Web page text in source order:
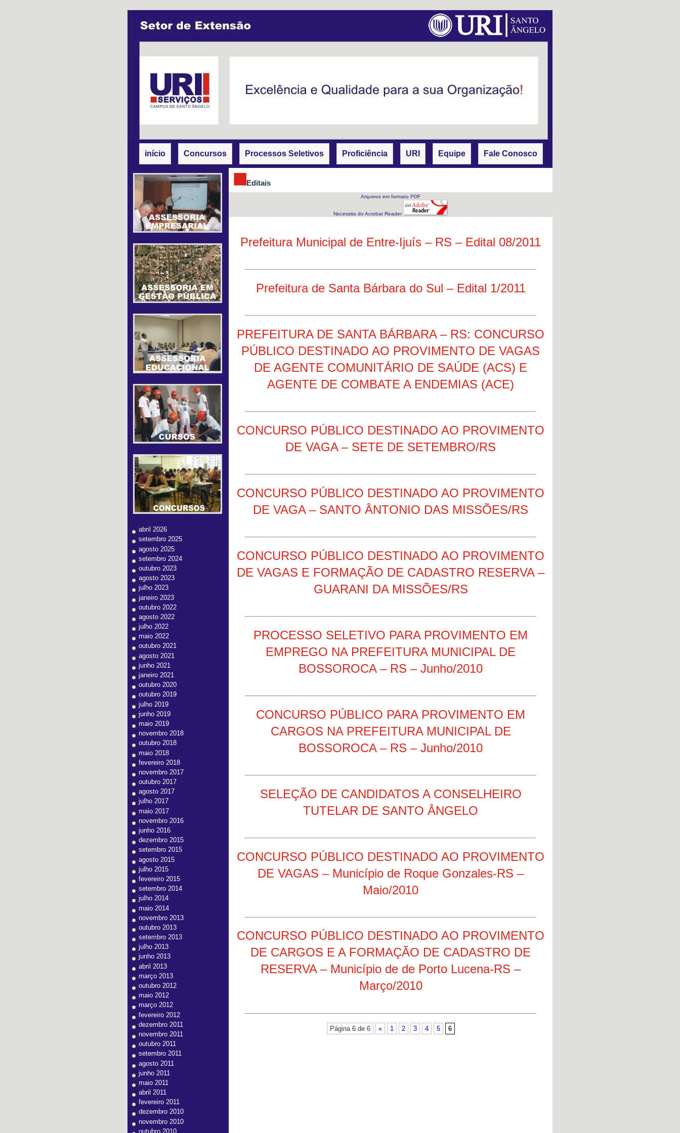
início Concursos Processos Seletivos Proficiência URI Equipe Fale Conosco
abril 2026
setembro 2025
agosto 2025
setembro 2024
outubro 2023
agosto 2023
julho 2023
janeiro 2023
outubro 2022
agosto 2022
julho 2022
maio 2022
outubro 2021
agosto 2021
junho 2021
janeiro 2021
outubro 2020
outubro 2019
julho 2019
junho 2019
maio 2019
novembro 2018
outubro 2018
maio 2018
fevereiro 2018
novembro 2017
outubro 2017
agosto 2017
julho 2017
maio 2017
novembro 2016
junho 2016
dezembro 2015
setembro 2015
agosto 2015
julho 2015
fevereiro 2015
setembro 2014
julho 2014
maio 2014
novembro 2013
outubro 2013
setembro 2013
julho 2013
junho 2013
abril 2013
março 2013
outubro 2012
maio 2012
março 2012
fevereiro 2012
dezembro 2011
novembro 2011
outubro 2011
setembro 2011
agosto 2011
junho 2011
maio 2011
abril 2011
fevereiro 2011
dezembro 2010
novembro 2010
outubro 2010
Editais
Arquivos em formato PDF
Necessita do Acrobat Reader
Prefeitura Municipal de Entre-Ijuís – RS – Edital 08/2011
Prefeitura de Santa Bárbara do Sul – Edital 1/2011
PREFEITURA DE SANTA BÁRBARA – RS: CONCURSO
PÚBLICO DESTINADO AO PROVIMENTO DE VAGAS
DE AGENTE COMUNITÁRIO DE SAÚDE (ACS) E
AGENTE DE COMBATE A ENDEMIAS (ACE)
CONCURSO PÚBLICO DESTINADO AO PROVIMENTO
DE VAGA – SETE DE SETEMBRO/RS
CONCURSO PÚBLICO DESTINADO AO PROVIMENTO
DE VAGA – SANTO ÂNTONIO DAS MISSÕES/RS
CONCURSO PÚBLICO DESTINADO AO PROVIMENTO
DE VAGAS E FORMAÇÃO DE CADASTRO RESERVA –
GUARANI DA MISSÕES/RS
PROCESSO SELETIVO PARA PROVIMENTO EM
EMPREGO NA PREFEITURA MUNICIPAL DE
BOSSOROCA – RS – Junho/2010
CONCURSO PÚBLICO PARA PROVIMENTO EM
CARGOS NA PREFEITURA MUNICIPAL DE
BOSSOROCA – RS – Junho/2010
SELEÇÃO DE CANDIDATOS A CONSELHEIRO
TUTELAR DE SANTO ÂNGELO
CONCURSO PÚBLICO DESTINADO AO PROVIMENTO
DE VAGAS – Município de Roque Gonzales-RS –
Maio/2010
CONCURSO PÚBLICO DESTINADO AO PROVIMENTO
DE CARGOS E A FORMAÇÃO DE CADASTRO DE
RESERVA – Município de de Porto Lucena-RS –
Março/2010
Página 6 de 6 « 1 2 3 4 5 6